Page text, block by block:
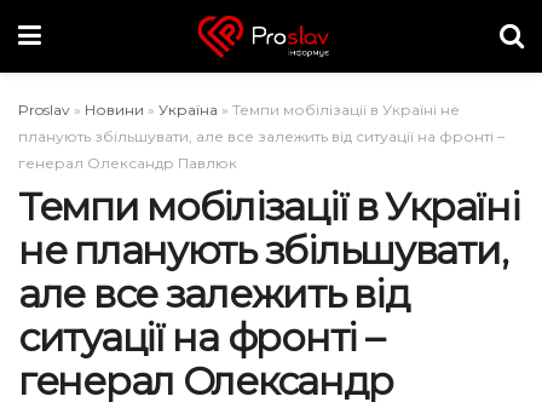
Proslav » Новини » Україна » Темпи мобілізації в Україні не
планують збільшувати, але все залежить від ситуації на фронті –
генерал Олександр Павлюк
Темпи мобілізації в Україні
не планують збільшувати,
але все залежить від
ситуації на фронті –
генерал Олександр